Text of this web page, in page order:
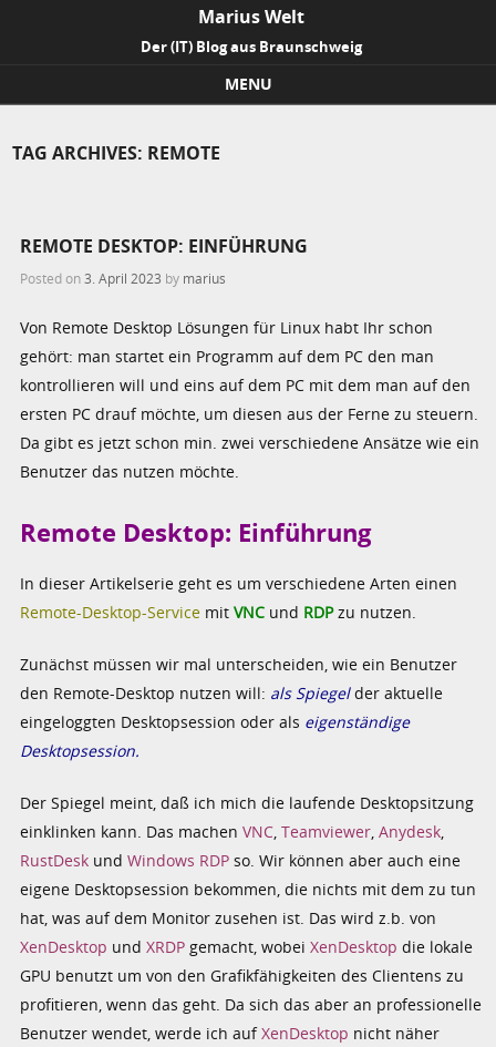
Marius Welt
Der (IT) Blog aus Braunschweig
MENU
TAG ARCHIVES: REMOTE
REMOTE DESKTOP: EINFÜHRUNG
Posted on3. April 2023 by marius
Von Remote Desktop Lösungen für Linux habt Ihr schon
gehört: man startet ein Programm auf dem PC den man
kontrollieren will und eins auf dem PC mit dem man auf den
ersten PC drauf möchte, um diesen aus der Ferne zu steuern.
Da gibt es jetzt schon min. zwei verschiedene Ansätze wie ein
Benutzer das nutzen möchte.
Remote Desktop: Einführung
In dieser Artikelserie geht es um verschiedene Arten einen
Remote-Desktop-Service mitVNC und RDPzu nutzen.
Zunächst müssen wir mal unterscheiden, wie ein Benutzer
den Remote-Desktop nutzen will: als Spiegelder aktuelle
eingeloggten Desktopsession oder als eigenständige
Desktopsession.
Der Spiegel meint, daß ich mich die laufende Desktopsitzung
einklinken kann. Das machenVNC,Teamviewer,Anydesk,
RustDesk undWindows RDP so. Wir können aber auch eine
eigene Desktopsession bekommen, die nichts mit dem zu tun
hat, was auf dem Monitor zusehen ist. Das wird z.b. von
XenDesktop undXRDP gemacht, wobeiXenDesktop die lokale
GPU benutzt um von den Grafikfähigkeiten des Clientens zu
profitieren, wenn das geht. Da sich das aber an professionelle
Benutzer wendet, werde ich aufXenDesktop nicht näher